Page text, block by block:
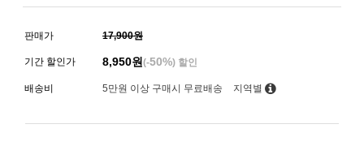
판매가 17,900원
기간 할인가 8,950원 (-50%) 할인
배송비 5만원 이상 구매시 무료배송 지역별